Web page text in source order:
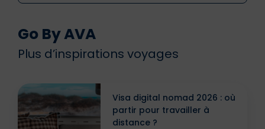
Go By AVA
Plus d’inspirations voyages
Visa digital nomad 2026 : où
partir pour travailler à
distance ?